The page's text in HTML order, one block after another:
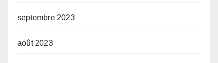
septembre 2023
août 2023